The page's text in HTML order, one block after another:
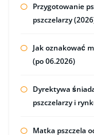
Przygotowanie
pszczelarzy
Jak oznakować
(po 06.2026)
Dyrektywa
pszczelarzy i
Matka pszczela